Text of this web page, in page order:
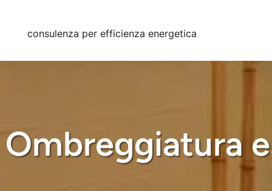
consulenza per efficienza energetica
Ombreggiatura